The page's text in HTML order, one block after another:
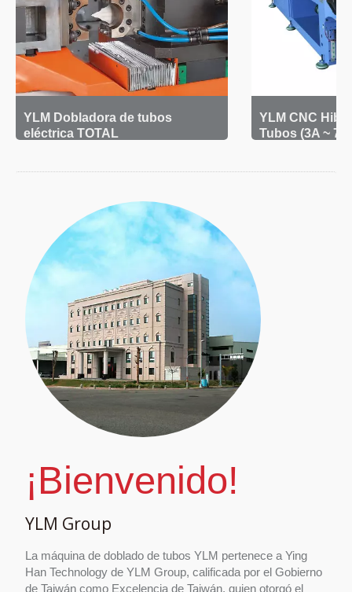
YLM Dobladora de tubos
eléctrica TOTAL
YLM CNC
Tubos (3A ~
¡Bienvenido!
YLM Group
La máquina de doblado de tubos YLM pertenece a Ying
Han Technology de YLM Group, calificada por el Gobierno
de Taiwán como Excelencia de Taiwán, quien otorgó el